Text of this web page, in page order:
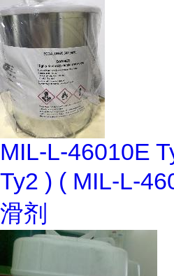
MIL-L-46010E
Ty2 ) ( MIL-L-
滑剂